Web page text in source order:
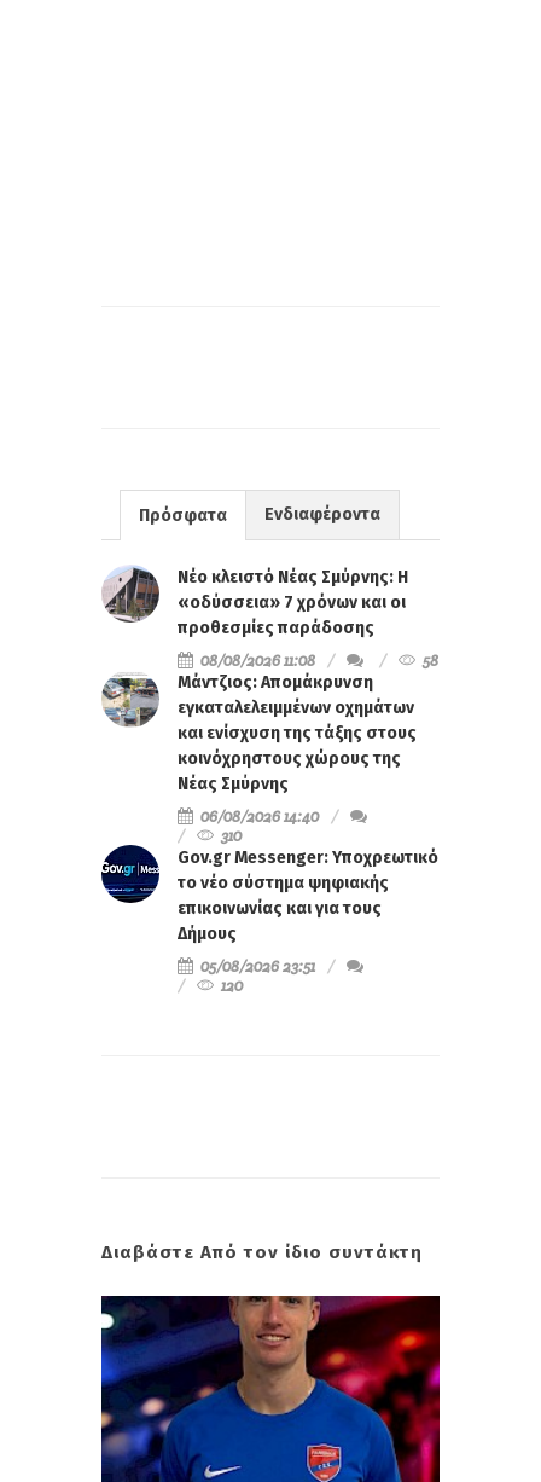
Πρόσφατα Ενδιαφέροντα
Νέο κλειστό Νέας Σμύρνης: Η
«οδύσσεια» 7 χρόνων και οι
προθεσμίες παράδοσης
08/08/2026 11:08
58
Μάντζιος: Απομάκρυνση
εγκαταλελειμμένων οχημάτων
και ενίσχυση της τάξης στους
κοινόχρηστους χώρους της
Νέας Σμύρνης
06/08/2026 14:40
310
Gov.gr Messenger: Υποχρεωτικό
το νέο σύστημα ψηφιακής
επικοινωνίας και για τους
Δήμους
05/08/2026 23:51
120
Διαβάστε Από τον ίδιο συντάκτη